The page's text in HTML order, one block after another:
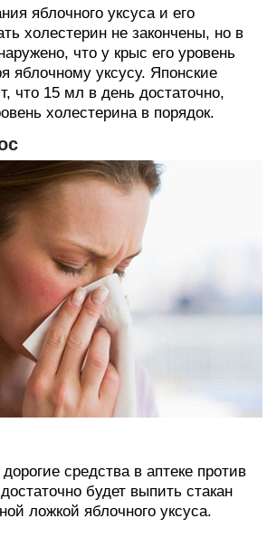
яблочного уксуса и его
холестерин не закончены, но в
что у крыс его уровень
яблочному уксусу. Японские
что 15 мл в день достаточно,
холестерина в порядок.
средства в аптеке против
будет выпить стакан
ложкой яблочного уксуса.